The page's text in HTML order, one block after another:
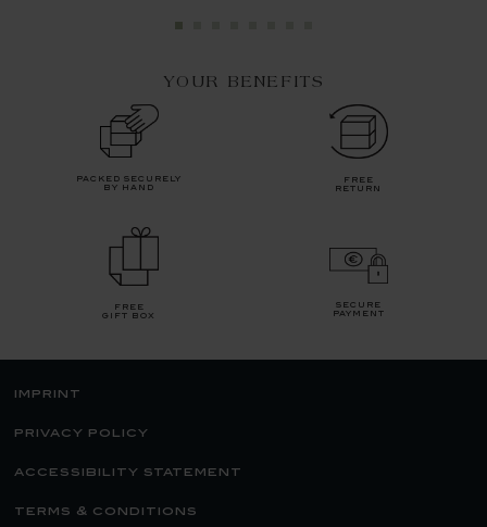
YOUR BENEFITS
packed securely
by hand
free
return
free
gift box
secure
payment
imprint
privacy policy
accessibility statement
terms & conditions